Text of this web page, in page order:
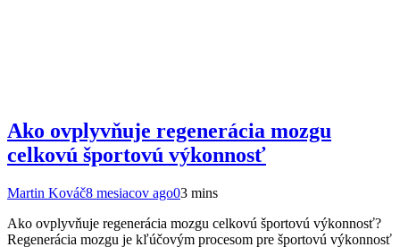
Ako ovplyvňuje regenerácia mozgu
celkovú športovú výkonnosť
Martin Kováč8 mesiacov ago03 mins
Ako ovplyvňuje regenerácia mozgu celkovú športovú výkonnosť?
Regenerácia mozgu je kľúčovým procesom pre športovú výkonnosť